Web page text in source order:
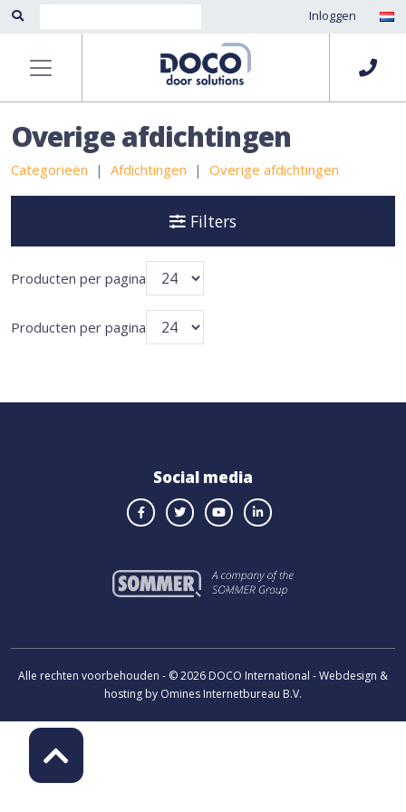
Inloggen
Overige afdichtingen
Categorieën Afdichtingen Overige afdichtingen
Filters
Producten per pagina
Producten per pagina
Social media
Alle rechten voorbehouden - © 2026 DOCO International - Webdesign &
hosting by Omines Internetbureau B.V.